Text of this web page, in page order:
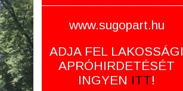
www.sugopart.hu
ADJA FEL LAKOSSÁGI
APRÓHIRDETÉSÉT
INGYEN ITT!